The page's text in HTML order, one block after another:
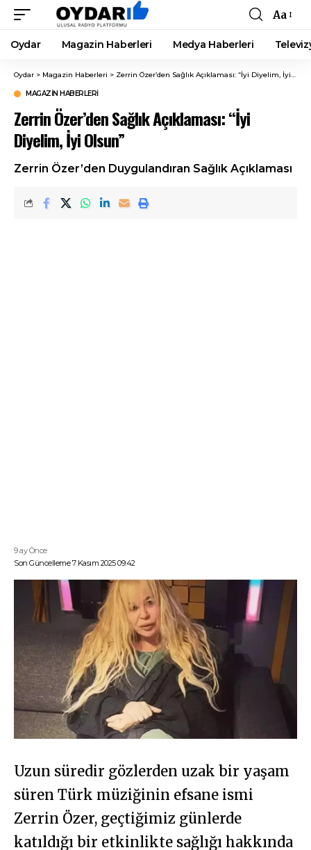
Font
Resizer
Aa
Oydar Magazin Haberleri Medya Haberleri
Oydar > Magazin Haberleri > Zerrin Özer’den Sağlık Açıklaması: “İyi Diyelim, İyi Olsun”
MAGAZIN HABERLERI
Zerrin Özer’den Sağlık Açıklaması: “İyi
Diyelim, İyi Olsun”
Zerrin Özer’den Duygulandıran Sağlık Açıklaması
Son Güncelleme 7 Kasım 2025 09:42
9 ay Önce
Uzun süredir gözlerden uzak bir yaşam
süren Türk müziğinin efsane ismi
Zerrin Özer, geçtiğimiz günlerde
katıldığı bir etkinlikte sağlığı hakkında